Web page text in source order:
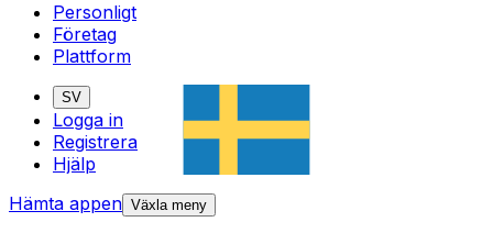
Personligt
Företag
Plattform
SV
Logga in
Registrera
Hjälp
Hämta appen Växla meny